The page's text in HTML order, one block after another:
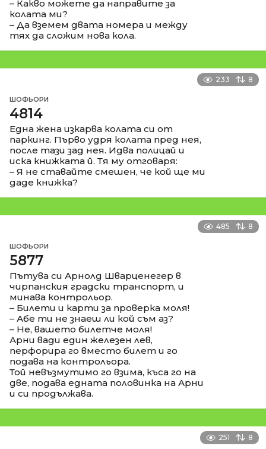
– Какво можете да направите за
колата ми?
– Да вземем двата номера и между
тях да сложим нова кола.
233 8
ШОФЬОРИ
4814
Една жена изкарва колата си от
паркинг. Първо удря колата пред нея,
после тази зад нея. Идва полицай и
иска книжката й. Тя му отговаря:
– Я не ставайте смешен, че кой ще ми
даде книжка?
485 8
ШОФЬОРИ
5877
Пътува си Арнолд Шварценегер в
чирпанския градски транспорт, и
минава контрольор.
– Билети и карти за проверка моля!
– Абе ти не знаеш ли кой съм аз?
– Не, вашето билетче моля!
Арни вади един железен лев,
перфорира го вместо билет и го
подава на контрольора.
Той невъзмутимо го взима, къса го на
две, подава едната половинка на Арни
и си продължава.
251 8